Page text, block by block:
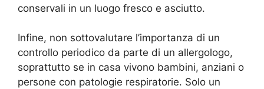
conservali in un luogo fresco e asciutto.
Infine, non sottovalutare l’importanza di un
controllo periodico da parte di un allergologo,
soprattutto se in casa vivono bambini, anziani o
persone con patologie respiratorie. Solo un